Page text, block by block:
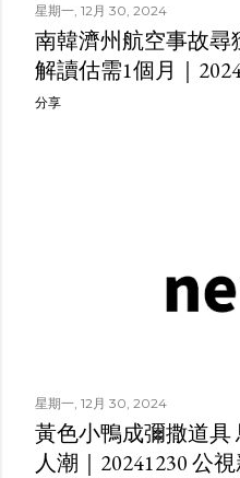
星期一, 12月 30, 2024
南韓濟州航空事故尋
解讀估需1個月｜
分享
星期一, 12月 30, 2024
黃色小鴨成彌撒道具
人潮｜20241230 公